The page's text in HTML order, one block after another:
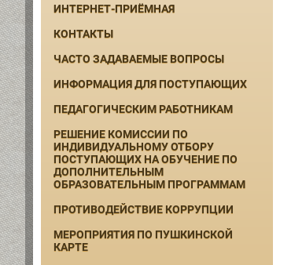
ИНТЕРНЕТ-ПРИЁМНАЯ
КОНТАКТЫ
ЧАСТО ЗАДАВАЕМЫЕ ВОПРОСЫ
ИНФОРМАЦИЯ ДЛЯ ПОСТУПАЮЩИХ
ПЕДАГОГИЧЕСКИМ РАБОТНИКАМ
РЕШЕНИЕ КОМИССИИ ПО
ИНДИВИДУАЛЬНОМУ ОТБОРУ
ПОСТУПАЮЩИХ НА ОБУЧЕНИЕ ПО
ДОПОЛНИТЕЛЬНЫМ
ОБРАЗОВАТЕЛЬНЫМ ПРОГРАММАМ
ПРОТИВОДЕЙСТВИЕ КОРРУПЦИИ
МЕРОПРИЯТИЯ ПО ПУШКИНСКОЙ
КАРТЕ